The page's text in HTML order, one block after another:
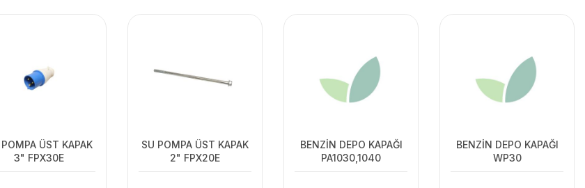
ÜST KAPAK
3" FPX30E
SU POMPA ÜST KAPAK
2" FPX20E
BENZİN DEPO KAPAĞI
PA1030,1040
BENZİN DEPO KAPAĞI
WP30